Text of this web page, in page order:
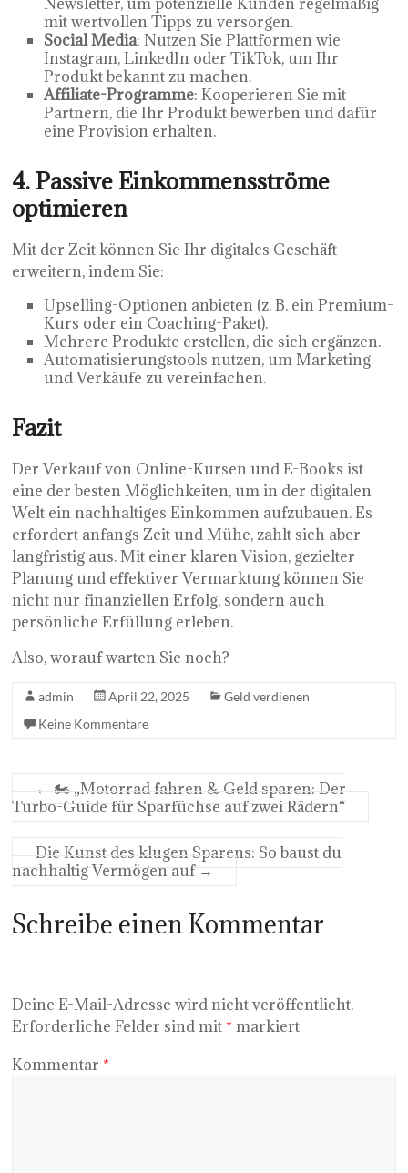
mit wertvollen Tipps zu versorgen.
Social Media: Nutzen Sie Plattformen wie
Instagram, LinkedIn oder TikTok, um Ihr
Produkt bekannt zu machen.
Affiliate-Programme: Kooperieren Sie mit
Partnern, die Ihr Produkt bewerben und dafür
eine Provision erhalten.
4. Passive Einkommensströme
optimieren
Mit der Zeit können Sie Ihr digitales Geschäft
erweitern, indem Sie:
Upselling-Optionen anbieten (z. B. ein Premium-
Kurs oder ein Coaching-Paket).
Mehrere Produkte erstellen, die sich ergänzen.
Automatisierungstools nutzen, um Marketing
und Verkäufe zu vereinfachen.
Fazit
Der Verkauf von Online-Kursen und E-Books ist
eine der besten Möglichkeiten, um in der digitalen
Welt ein nachhaltiges Einkommen aufzubauen. Es
erfordert anfangs Zeit und Mühe, zahlt sich aber
langfristig aus. Mit einer klaren Vision, gezielter
Planung und effektiver Vermarktung können Sie
nicht nur finanziellen Erfolg, sondern auch
persönliche Erfüllung erleben.
Also, worauf warten Sie noch?
admin April 22, 2025
Geld verdienen
Keine Kommentare
←
🏍️ „Motorrad fahren & Geld sparen: Der
Turbo-Guide für Sparfüchse auf zwei Rädern“
Die Kunst des klugen Sparens: So baust du
nachhaltig Vermögen auf →
Schreibe einen Kommentar
Deine E-Mail-Adresse wird nicht veröffentlicht.
Erforderliche Felder sind mit * markiert
Kommentar *